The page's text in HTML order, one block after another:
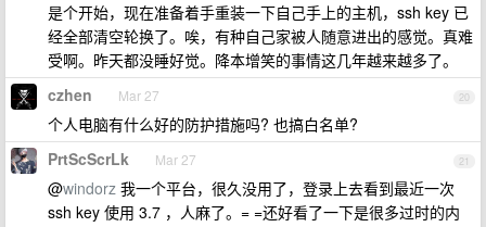
是个开始，现在准备着手重装一下自己手上的主机，ssh key 已
经全部清空轮换了。唉，有种自己家被人随意进出的感觉。真难
受啊。昨天都没睡好觉。降本增笑的事情这几年越来越多了。
20
czhen Mar 27
个人电脑有什么好的防护措施吗? 也搞白名单?
21
PrtScScrLk Mar 27
@windorz 我一个平台，很久没用了，登录上去看到最近一次
ssh key 使用 3.7 ，人麻了。= =还好看了一下是很多过时的内